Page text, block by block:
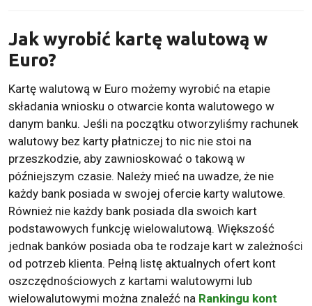
Jak wyrobić kartę walutową w
Euro?
Kartę walutową w Euro możemy wyrobić na etapie
składania wniosku o otwarcie konta walutowego w
danym banku. Jeśli na początku otworzyliśmy rachunek
walutowy bez karty płatniczej to nic nie stoi na
przeszkodzie, aby zawnioskować o takową w
późniejszym czasie. Należy mieć na uwadze, że nie
każdy bank posiada w swojej ofercie karty walutowe.
Również nie każdy bank posiada dla swoich kart
podstawowych funkcję wielowalutową. Większość
jednak banków posiada oba te rodzaje kart w zależności
od potrzeb klienta. Pełną listę aktualnych ofert kont
oszczędnościowych z kartami walutowymi lub
wielowalutowymi można znaleźć na Rankingu kont